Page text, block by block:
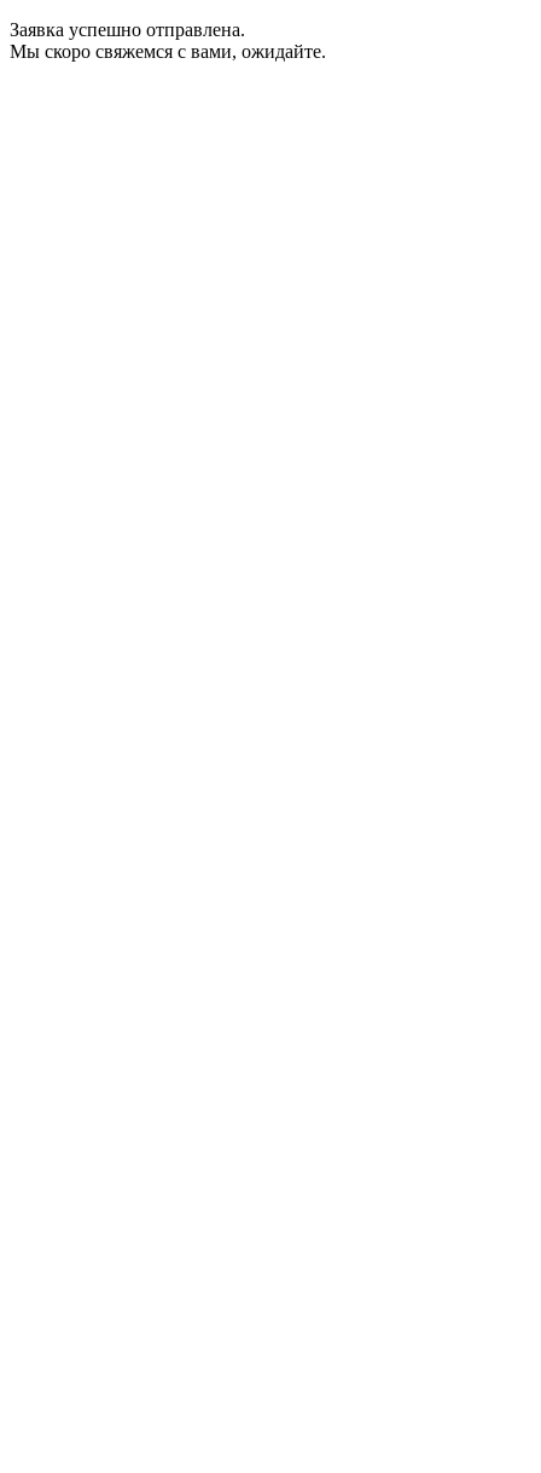
Заявка успешно отправлена.
Мы скоро свяжемся с вами, ожидайте.